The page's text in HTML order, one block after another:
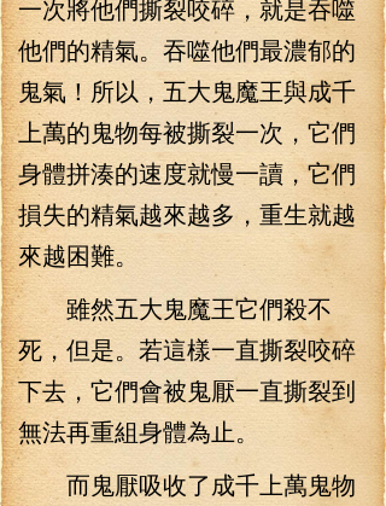
一次將他們撕裂咬碎，就是吞噬
他們的精氣。吞噬他們最濃郁的
鬼氣！所以，五大鬼魔王與成千
上萬的鬼物每被撕裂一次，它們
身體拼湊的速度就慢一讀，它們
損失的精氣越來越多，重生就越
來越困難。
雖然五大鬼魔王它們殺不
死，但是。若這樣一直撕裂咬碎
下去，它們會被鬼厭一直撕裂到
無法再重組身體為止。
而鬼厭吸收了成千上萬鬼物